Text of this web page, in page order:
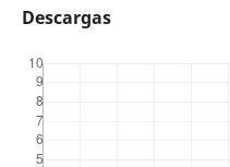
Descargas